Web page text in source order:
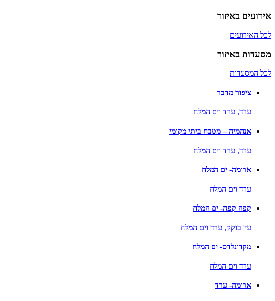
אירועים באיזור
לכל האירועים
מסעדות באיזור
לכל המסעדות
ציפור מדבר
ערד, ערד וים המלח
אנהמיה – מטבח ביתי מקומי
ערד, ערד וים המלח
ארומה- ים המלח
ערד וים המלח
קפה קפה- ים המלח
עין בוקק, ערד וים המלח
מקדונלדס- ים המלח
ערד וים המלח
ארומה- ערד